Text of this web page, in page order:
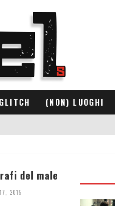
GLITCH (NON) LUOGHI
del male
2015